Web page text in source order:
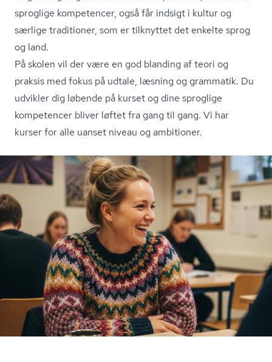
sproglige kompetencer, også får indsigt i kultur og
særlige traditioner, som er tilknyttet det enkelte sprog
og land.
På skolen vil der være en god blanding af teori og
praksis med fokus på udtale, læsning og grammatik. Du
udvikler dig løbende på kurset og dine sproglige
kompetencer bliver løftet fra gang til gang. Vi har
kurser for alle uanset niveau og ambitioner.